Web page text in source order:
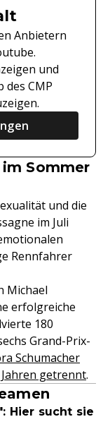
Anbietern
und
CMP
Sommer
und die
im Juli
Rennfahrer
Michael
erfolgreiche
180
Grand-Prix-
Schumacher
getrennt.
Hier sucht sie